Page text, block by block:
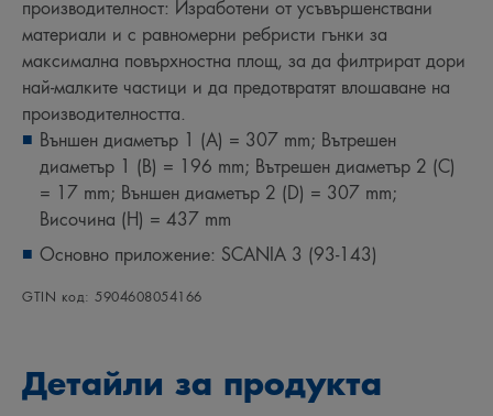
производителност: Изработени от усъвършенствани
материали и с равномерни ребристи гънки за
максимална повърхностна площ, за да филтрират дори
най-малките частици и да предотвратят влошаване на
производителността.
Външен диаметър 1 (A) = 307 mm; Вътрешен
диаметър 1 (B) = 196 mm; Вътрешен диаметър 2 (C)
= 17 mm; Външен диаметър 2 (D) = 307 mm;
Височина (H) = 437 mm
Основно приложение: SCANIA 3 (93-143)
GTIN код: 5904608054166
Детайли за продукта